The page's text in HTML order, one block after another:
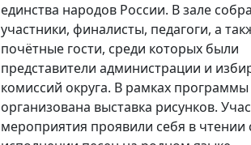
единства народов России. В зале
участники, финалисты, педагоги, а
почётные гости, среди которых были
представители администрации и
комиссий округа. В рамках
организована выставка рисунков.
мероприятия проявили себя в чтении